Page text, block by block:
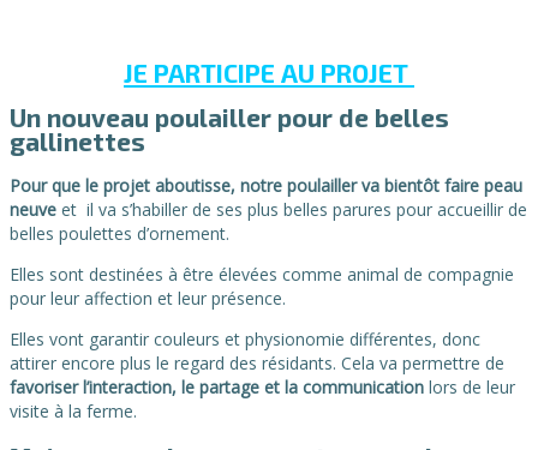
JE PARTICIPE AU PROJET
Un nouveau poulailler pour de belles
gallinettes
Pour que le projet aboutisse, notre poulailler va bientôt faire peau
neuve et il va s’habiller de ses plus belles parures pour accueillir de
belles poulettes d’ornement.
Elles sont destinées à être élevées comme animal de compagnie
pour leur affection et leur présence.
Elles vont garantir couleurs et physionomie différentes, donc
attirer encore plus le regard des résidants. Cela va permettre de
favoriser l’interaction, le partage et la communication lors de leur
visite à la ferme.